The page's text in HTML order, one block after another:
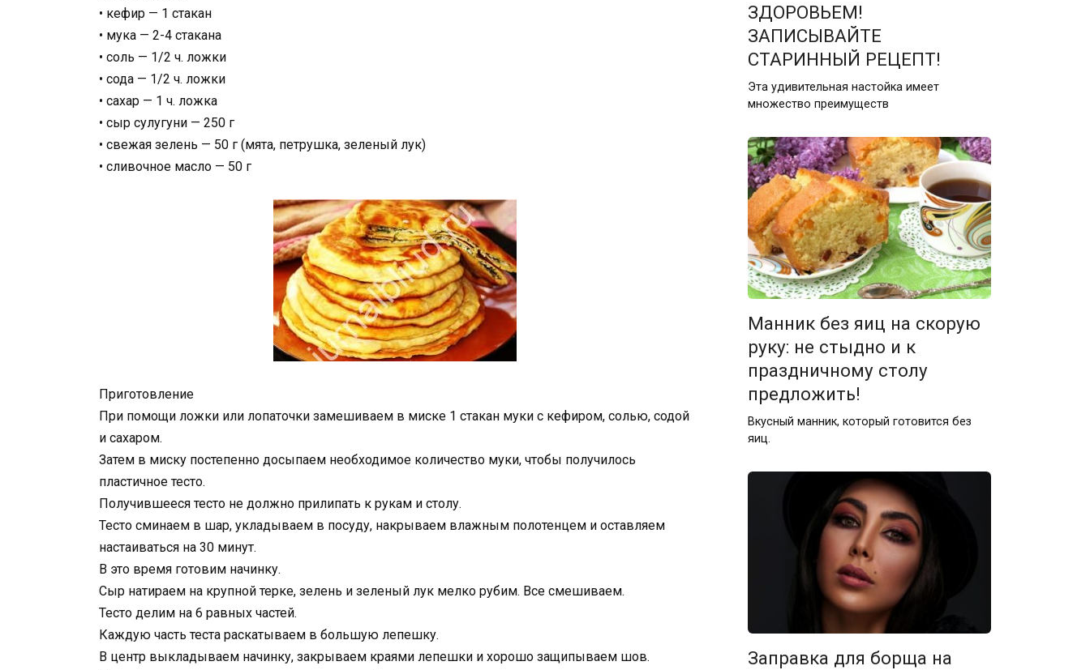
• кефир — 1 стакан
• мука — 2-4 стакана
• соль — 1/2 ч. ложки
• сода — 1/2 ч. ложки
• сахар — 1 ч. ложка
• сыр сулугуни — 250 г
• свежая зелень — 50 г (мята, петрушка, зеленый лук)
• сливочное масло — 50 г
Приготовление
При помощи ложки или лопаточки замешиваем в миске 1 стакан муки с кефиром, солью, содой
и сахаром.
Затем в миску постепенно досыпаем необходимое количество муки, чтобы получилось
пластичное тесто.
Получившееся тесто не должно прилипать к рукам и столу.
Тесто сминаем в шар, укладываем в посуду, накрываем влажным полотенцем и оставляем
настаиваться на 30 минут.
В это время готовим начинку.
Сыр натираем на крупной терке, зелень и зеленый лук мелко рубим. Все смешиваем.
Тесто делим на 6 равных частей.
Каждую часть теста раскатываем в большую лепешку.
В центр выкладываем начинку, закрываем краями лепешки и хорошо защипываем шов.
ЗДОРОВЬЕМ!
ЗАПИСЫВАЙТЕ
СТАРИННЫЙ РЕЦЕПТ!
Эта удивительная настойка имеет
множество преимуществ
Манник без яиц на скорую
руку: не стыдно и к
праздничному столу
предложить!
Вкусный манник, который готовится без
яиц.
Заправка для борща на